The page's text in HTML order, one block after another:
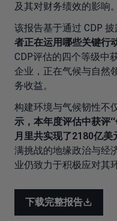
及其对财务绩效的影响。
该报告基于通过 CDP 披
者正在运用哪些关键行
CDP评估的四个等级
企业，正在气候与自然
务收益。
构建环境与气候韧性不
示，本年度评估中获评
月里共实现了2180亿美
满挑战的地缘政治与经
业仍致力于积极应对其
下载完整报告